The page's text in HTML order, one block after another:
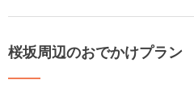
桜坂周辺のおでかけプラン